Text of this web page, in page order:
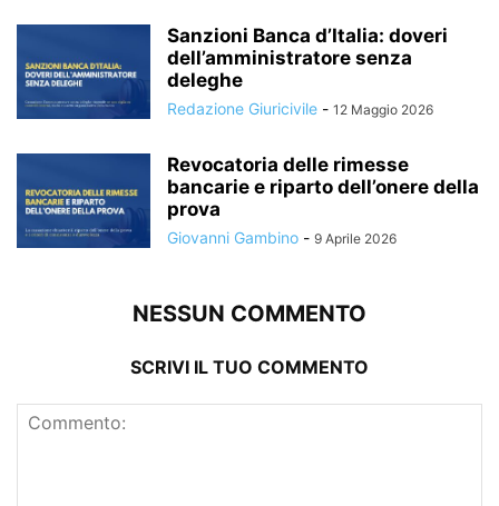
Sanzioni Banca d’Italia: doveri
dell’amministratore senza
deleghe
Redazione Giuricivile - 12 Maggio 2026
Revocatoria delle rimesse
bancarie e riparto dell’onere della
prova
Giovanni Gambino - 9 Aprile 2026
NESSUN COMMENTO
SCRIVI IL TUO COMMENTO